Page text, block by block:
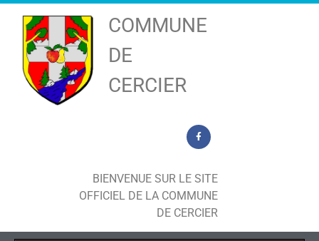
COMMUNE
DE
CERCIER
BIENVENUE SUR LE SITE
OFFICIEL DE LA COMMUNE
DE CERCIER